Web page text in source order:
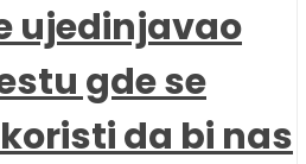
ujedinjavao
gde se
da bi nas